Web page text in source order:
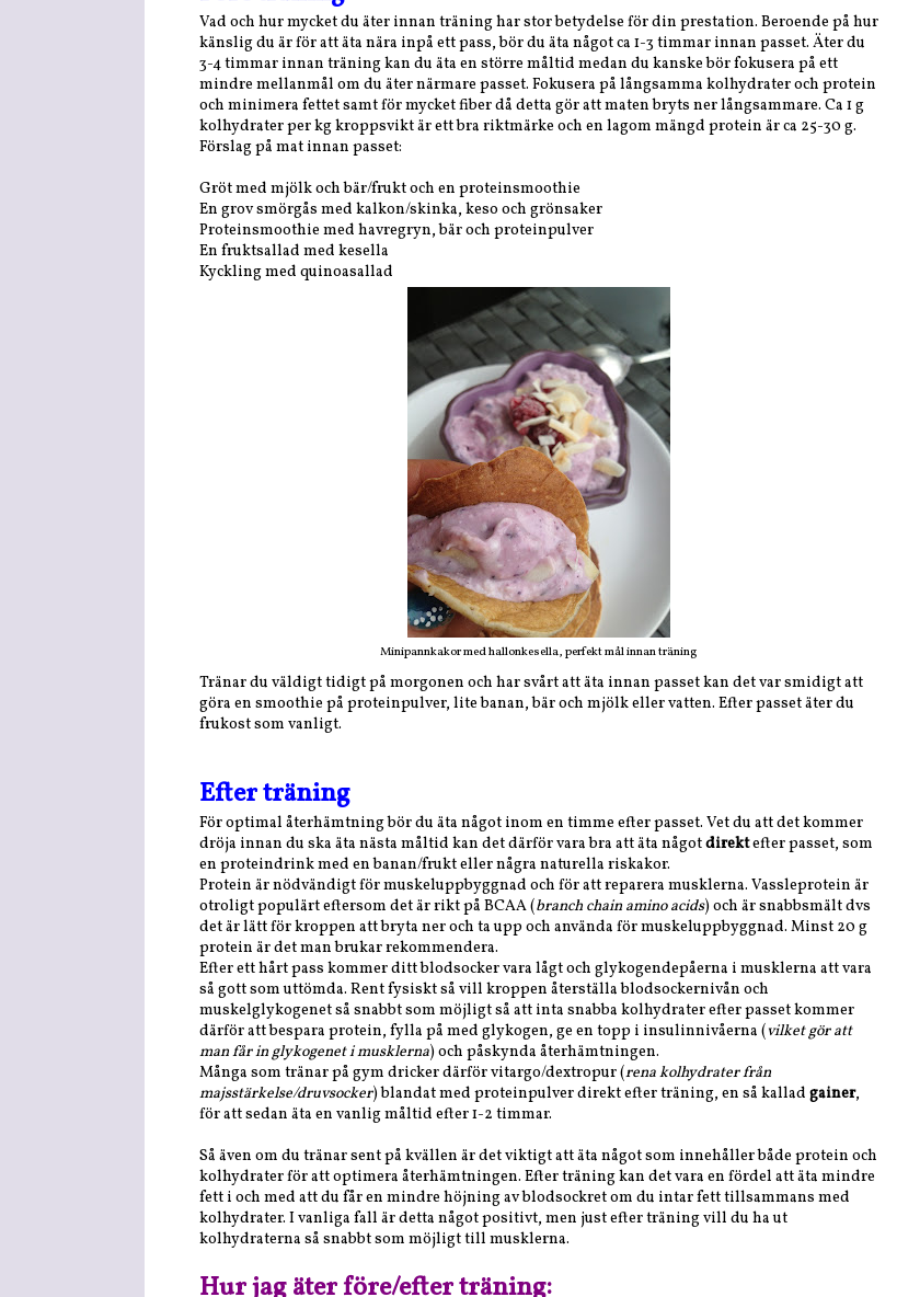
Vad och hur mycket du äter innan träning har stor betydelse för din prestation. Beroende på hur
känslig du är för att äta nära inpå ett pass, bör du äta något ca 1-3 timmar innan passet. Äter du
3-4 timmar innan träning kan du äta en större måltid medan du kanske bör fokusera på ett
mindre mellanmål om du äter närmare passet. Fokusera på långsamma kolhydrater och protein
och minimera fettet samt för mycket fiber då detta gör att maten bryts ner långsammare. Ca 1 g
kolhydrater per kg kroppsvikt är ett bra riktmärke och en lagom mängd protein är ca 25-30 g.
Förslag på mat innan passet:
Gröt med mjölk och bär/frukt och en proteinsmoothie
En grov smörgås med kalkon/skinka, keso och grönsaker
Proteinsmoothie med havregryn, bär och proteinpulver
En fruktsallad med kesella
Kyckling med quinoasallad
Minipannkakor med hallonkesella, perfekt mål innan träning
Tränar du väldigt tidigt på morgonen och har svårt att äta innan passet kan det var smidigt att
göra en smoothie på proteinpulver, lite banan, bär och mjölk eller vatten. Efter passet äter du
frukost som vanligt.
Efter träning
För optimal återhämtning bör du äta något inom en timme efter passet. Vet du att det kommer
dröja innan du ska äta nästa måltid kan det därför vara bra att äta någotdirektefter passet, som
en proteindrink med en banan/frukt eller några naturella riskakor.
Protein är nödvändigt för muskeluppbyggnad och för att reparera musklerna. Vassleprotein är
otroligt populärt eftersom det är rikt på BCAA (branch chain amino acids) och är snabbsmält dvs
det är lätt för kroppen att bryta ner och ta upp och använda för muskeluppbyggnad. Minst 20 g
protein är det man brukar rekommendera.
Efter ett hårt pass kommer ditt blodsocker vara lågt och glykogendepåerna i musklerna att vara
så gott som uttömda. Rent fysiskt så vill kroppen återställa blodsockernivån och
muskelglykogenet så snabbt som möjligt så att inta snabba kolhydrater efter passet kommer
därför attbespara protein, fylla på med glykogen, ge en topp i insulinnivåerna (vilket gör att
man får in glykogenet i musklerna) och påskynda återhämtningen.
Många som tränar på gym dricker därför vitargo/dextropur (rena kolhydrater från
majsstärkelse/druvsocker) blandat med proteinpulver direkt efter träning, en så kallad gainer,
för att sedan äta en vanlig måltid efter 1-2 timmar.
Så även om du tränar sent på kvällen är det viktigt att äta något som innehåller både protein och
kolhydrater för att optimera återhämtningen. Efter träning kan det vara en fördel att äta mindre
fett i och med att du får en mindre höjning av blodsockret om du intar fett tillsammans med
kolhydrater. I vanliga fall är detta något positivt, men just efter träning vill du ha ut
kolhydraterna så snabbt som möjligt till musklerna.
Hur jag äter före/efter träning: